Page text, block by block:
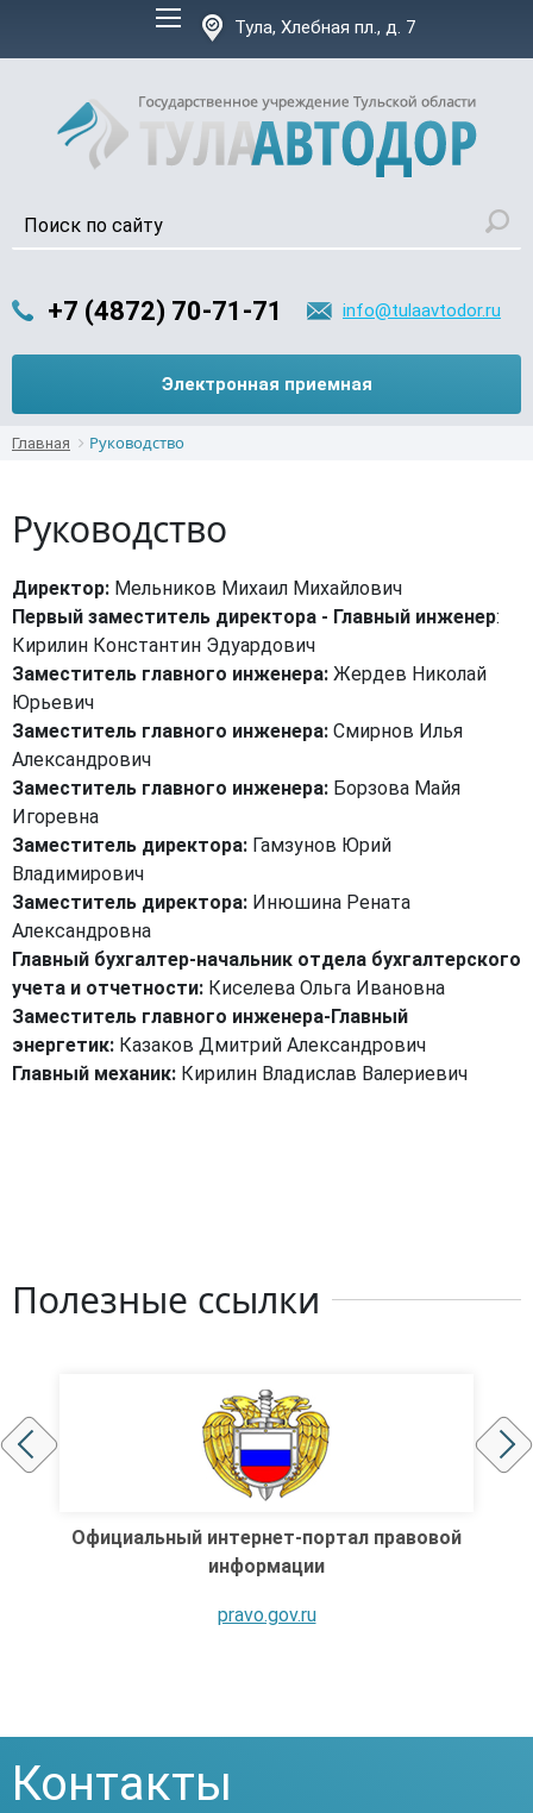
Версия для слабовидящих:
Тула, Хлебная пл., д. 7
+7 (4872) 70-71-71 info@tulaavtodor.ru
Электронная приемная
Главная Руководство
Руководство
Директор: Мельников Михаил Михайлович
Первый заместитель директора - Главный инженер:
Кирилин Константин Эдуардович
Заместитель главного инженера: Жердев Николай
Юрьевич
Заместитель главного инженера: Смирнов Илья
Александрович
Заместитель главного инженера: Борзова Майя
Игоревна
Заместитель директора: Гамзунов Юрий
Владимирович
Заместитель директора: Инюшина Рената
Александровна
Главный бухгалтер-начальник отдела бухгалтерского
учета и отчетности: Киселева Ольга Ивановна
Заместитель главного инженера-Главный
энергетик: Казаков Дмитрий Александрович
Главный механик: Кирилин Владислав Валериевич
Полезные ссылки
Официальный интернет-портал правовой
информации
pravo.gov.ru
Контакты